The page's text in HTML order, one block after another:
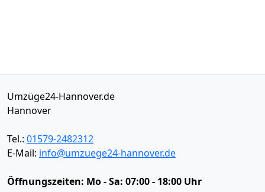
Umzüge24-Hannover.de
Hannover
Tel.: 01579-2482312
E-Mail: info@umzuege24-hannover.de
Öffnungszeiten: Mo - Sa: 07:00 - 18:00 Uhr